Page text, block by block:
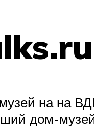
на на
дом-